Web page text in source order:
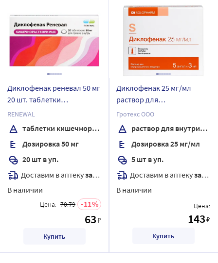
Диклофенак реневал 50 мг
20 шт. таблетки
кишечнорастворимые ,
покрытые пленочной
оболочкой
RENEWAL
таблетки кишечнорастворимые , покрытые пленочной оболочкой
Дозировка 50 мг
20 шт в уп.
Доставим в аптекузавтра
В наличии
Цена: 70.79 11
63₽
Купить
Диклофенак 25 мг/мл
раствор для
внутримышечного
введения 3 мл ампулы 5
шт.
Гротекс ООО
раствор для внутримышечного введения
Дозировка 25 мг/мл
5 шт в уп.
Доставим в аптекузавтра
В наличии
Цена:
143₽
Купить